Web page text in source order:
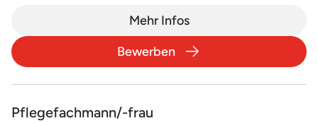
Mehr Infos
Bewerben
Pflegefachmann/-frau